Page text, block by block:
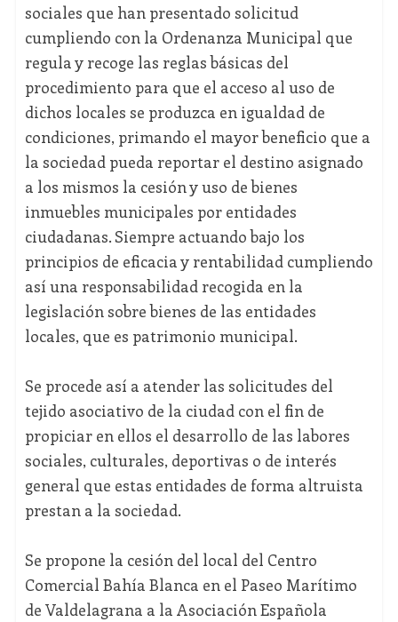
sociales que han presentado solicitud
cumpliendo con la Ordenanza Municipal que
regula y recoge las reglas básicas del
procedimiento para que el acceso al uso de
dichos locales se produzca en igualdad de
condiciones, primando el mayor beneficio que a
la sociedad pueda reportar el destino asignado
a los mismos la cesión y uso de bienes
inmuebles municipales por entidades
ciudadanas. Siempre actuando bajo los
principios de eficacia y rentabilidad cumpliendo
así una responsabilidad recogida en la
legislación sobre bienes de las entidades
locales, que es patrimonio municipal.
Se procede así a atender las solicitudes del
tejido asociativo de la ciudad con el fin de
propiciar en ellos el desarrollo de las labores
sociales, culturales, deportivas o de interés
general que estas entidades de forma altruista
prestan a la sociedad.
Se propone la cesión del local del Centro
Comercial Bahía Blanca en el Paseo Marítimo
de Valdelagrana a la Asociación Española